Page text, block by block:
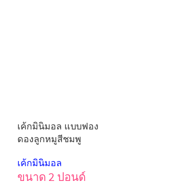
เค้กมินิมอล แบบฟอง
ดองลูกหมูสีชมพู
เค้กมินิมอล
ขนาด 2 ปอนด์